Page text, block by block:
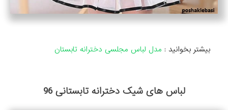
بیشتر بخوانید : مدل لباس مجلسی دخترانه تابستان
لباس های شیک دخترانه تابستانی 96